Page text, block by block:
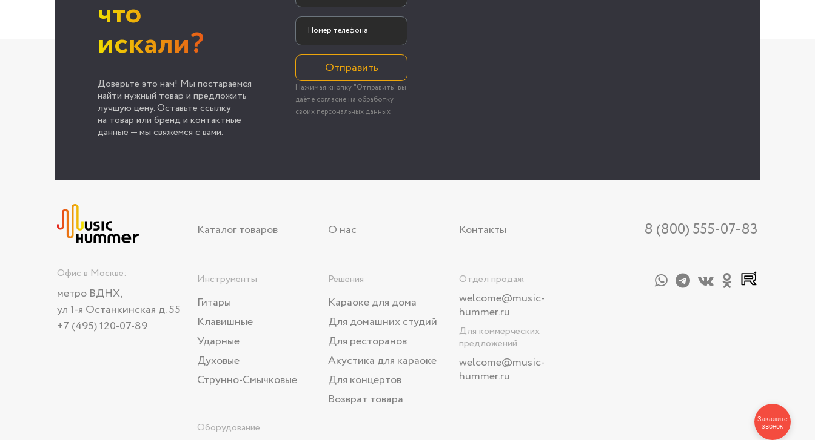
что
искали?
Доверьте это нам! Мы постараемся
найти нужный товар и предложить
лучшую цену. Оставьте ссылку
на товар или бренд и контактные
данные — мы свяжемся с вами.
Отправить
Нажимая кнопку "Отправить" вы
даёте согласие на обработку
своих персональных данных
Каталог товаров О нас Контакты 8 (800) 555-07-83
Инструменты
Гитары
Клавишные
Ударные
Духовые
Струнно-Смычковые
Оборудование
Решения
Караоке для дома
Для домашних студий
Для ресторанов
Акустика для караоке
Для концертов
Возврат товара
Отдел продаж
welcome@music-
hummer.ru
Для коммерческих
предложений
welcome@music-
hummer.ru
Офис в Москве:
метро ВДНХ,
ул 1-я Останкинская д. 55
+7 (495) 120-07-89
Закажите